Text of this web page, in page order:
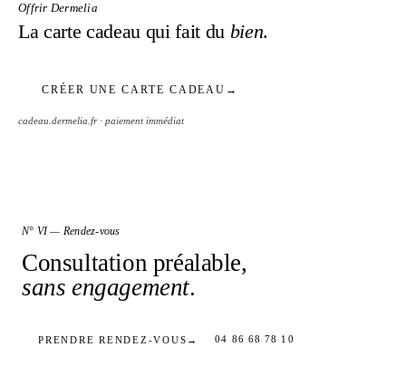
Offrir Dermelia
La carte cadeau qui fait du bien.
CRÉER UNE CARTE CADEAU →
cadeau.dermelia.fr · paiement immédiat
N° VI — Rendez-vous
Consultation préalable,
sans engagement.
PRENDRE RENDEZ-VOUS → 04 86 68 78 10